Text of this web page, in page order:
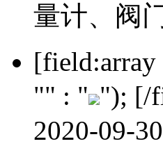
量计、阀
[field:array
"" : " "); [/
2020-09-